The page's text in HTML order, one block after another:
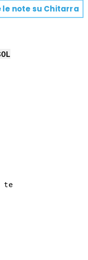
le note su Chitarra
te